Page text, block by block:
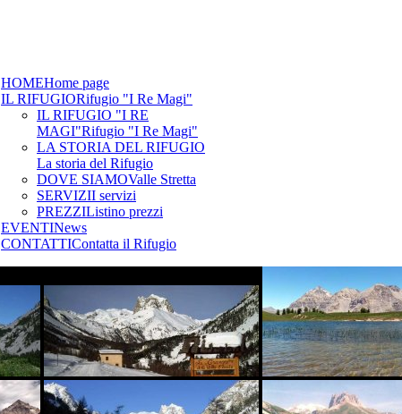
HOMEHome page
IL RIFUGIORifugio "I Re Magi"
IL RIFUGIO "I RE
MAGI"Rifugio "I Re Magi"
LA STORIA DEL RIFUGIO
La storia del Rifugio
DOVE SIAMOValle Stretta
SERVIZII servizi
PREZZIListino prezzi
EVENTINews
CONTATTIContatta il Rifugio